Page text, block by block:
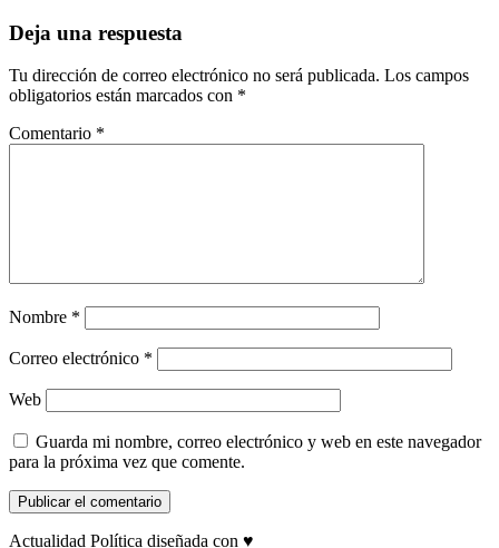
Deja una respuesta
Tu dirección de correo electrónico no será publicada. Los campos
obligatorios están marcados con *
Comentario *
Nombre *
Correo electrónico *
Web
Guarda mi nombre, correo electrónico y web en este navegador
para la próxima vez que comente.
Actualidad Política diseñada con ♥